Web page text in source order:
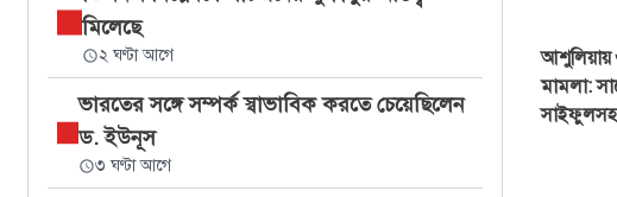
মিলেছে
২ ঘণ্টা আগে
ভারতের সঙ্গে সম্পর্ক স্বাভাবিক করতে চেয়েছিলেন
ড. ইউনূস
৩ ঘণ্টা আগে
আশুলিয়ায়
মামলা:
সাইফুলসহ